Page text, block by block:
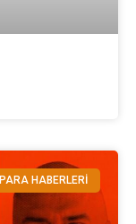
HABERLERİ